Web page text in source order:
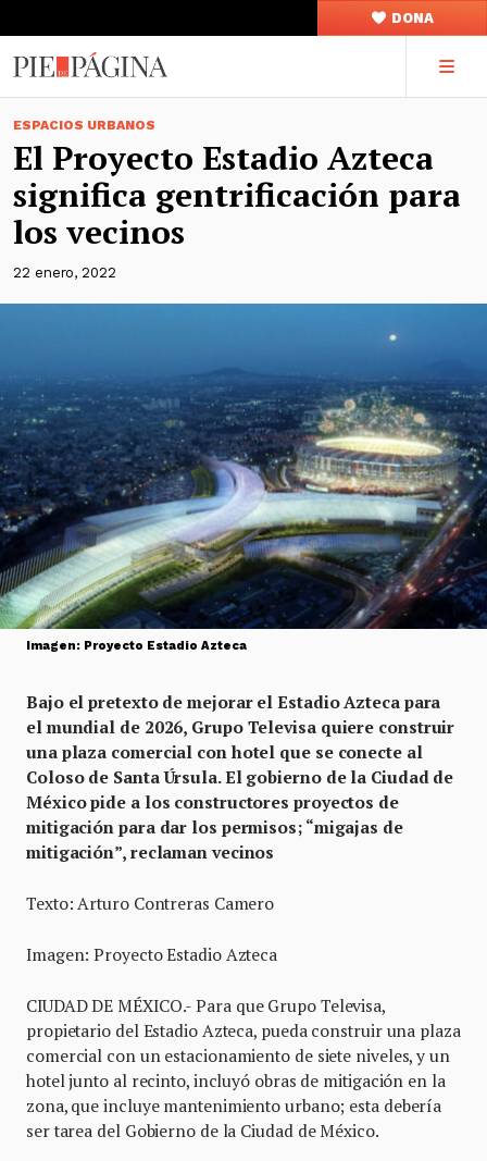
DONA
ESPACIOS URBANOS
El Proyecto Estadio Azteca
significa gentrificación para
los vecinos
22 enero, 2022
Imagen: Proyecto Estadio Azteca
Bajo el pretexto de mejorar el Estadio Azteca para
el mundial de 2026, Grupo Televisa quiere construir
una plaza comercial con hotel que se conecte al
Coloso de Santa Úrsula. El gobierno de la Ciudad de
México pide a los constructores proyectos de
mitigación para dar los permisos; “migajas de
mitigación”, reclaman vecinos
Texto: Arturo Contreras Camero
Imagen: Proyecto Estadio Azteca
CIUDAD DE MÉXICO.- Para que Grupo Televisa,
propietario del Estadio Azteca, pueda construir una plaza
comercial con un estacionamiento de siete niveles, y un
hotel junto al recinto, incluyó obras de mitigación en la
zona, que incluye mantenimiento urbano; esta debería
ser tarea del Gobierno de la Ciudad de México.